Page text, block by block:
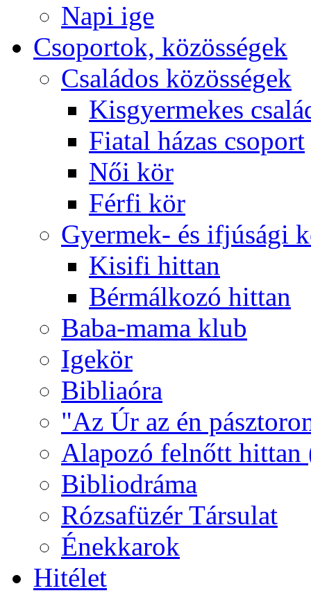
Napi ige
Csoportok, közösségek
Családos közösségek
Kisgyermekes
Fiatal házas csoport
Női kör
Férfi kör
Gyermek- és ifjúsági
Kisifi hittan
Bérmálkozó hittan
Baba-mama klub
Igekör
Bibliaóra
"Az Úr az én
Alapozó felnőtt hittan
Bibliodráma
Rózsafüzér Társulat
Énekkarok
Hitélet